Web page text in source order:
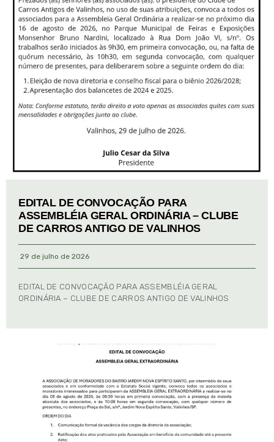
EDITAL DE CONVOCAÇÃO PARA
ASSEMBLÉIA GERAL ORDINÁRIA – CLUBE
DE CARROS ANTIGO DE VALINHOS
29 de julho de 2026
EDITAL DE CONVOCAÇÃO PARA ASSEMBLÉIA GERAL
ORDINÁRIA – CLUBE DE CARROS ANTIGO DE VALINHOS